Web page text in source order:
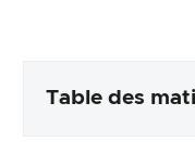
Table des